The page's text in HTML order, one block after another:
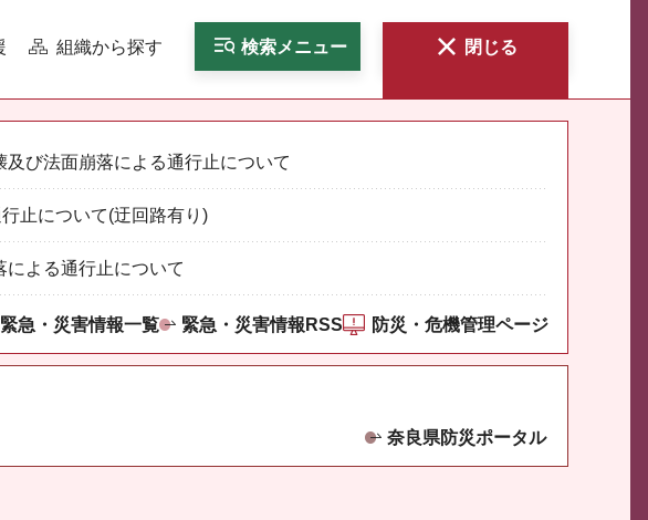
組織から探す 検索メニュー 閉じる
び法面崩落による通行止について
止について(迂回路有り)
よる通行止について
緊急・災害情報一覧 緊急・災害情報RSS 防災・危機管理ページ
奈良県防災ポータル